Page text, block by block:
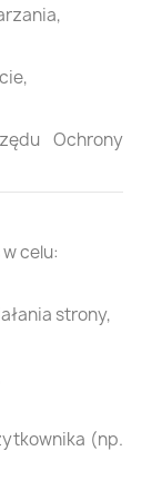
Ochrony
celu:
strony,
(np.